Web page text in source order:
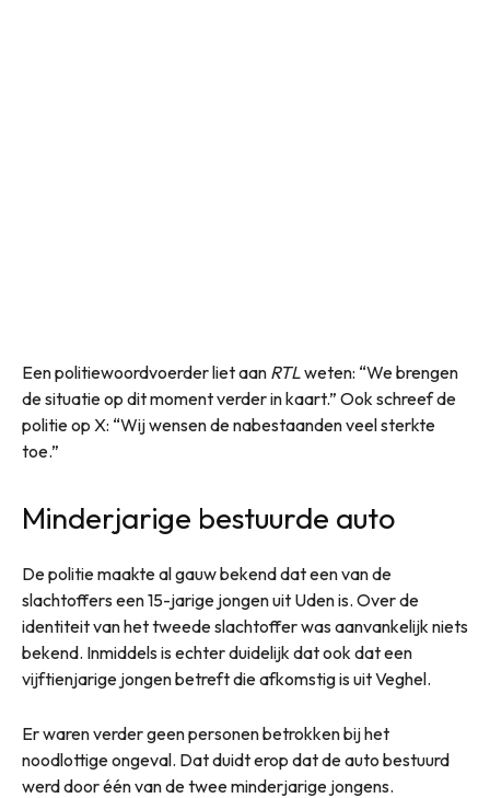
Een politiewoordvoerder liet aan RTLweten: “We brengen
de situatie op dit moment verder in kaart.” Ook schreef de
politie op X: “Wij wensen de nabestaanden veel sterkte
toe.”
Minderjarige bestuurde auto
De politie maakte al gauw bekend dat een van de
slachtoffers een 15-jarige jongen uit Uden is. Over de
identiteit van het tweede slachtoffer was aanvankelijk niets
bekend. Inmiddels is echter duidelijk dat ook dat een
vijftienjarige jongen betreft die afkomstig is uit Veghel.
Er waren verder geen personen betrokken bij het
noodlottige ongeval. Dat duidt erop dat de auto bestuurd
werd door één van de twee minderjarige jongens.